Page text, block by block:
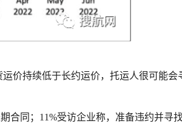
价持续低于长约运价，托运人很可能会
同；11%受访企业称，准备违约并寻